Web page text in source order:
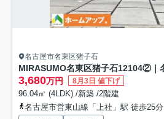
名古屋市名東区猪子石
3,680万円 8月3日 値下げ
96.04㎡ (4LDK) /新築 /2階建
名古屋市営東山線「上社」駅 徒歩25分